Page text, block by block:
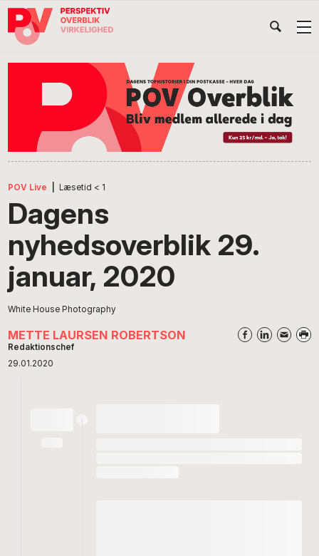
Gå
direkte
Skip
indhold
Gå
direkte
POV Live Læsetid < 1
Dagens
nyhedsoverblik 29.
januar, 2020
White House Photography
METTE LAURSEN ROBERTSON
Redaktionschef
29.01.2020